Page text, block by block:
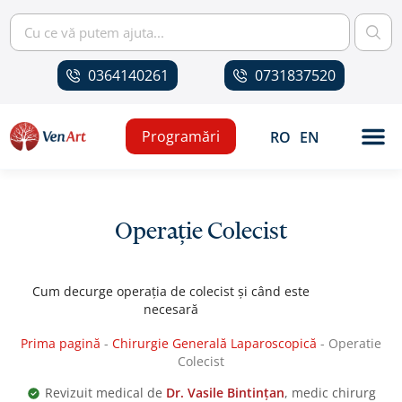
0364140261 0731837520
RO EN
Programări
Operație Colecist
Cum decurge operația de colecist și când este
necesară
Prima pagină - Chirurgie Generală Laparoscopică - Operatie
Colecist
Revizuit medical de Dr. Vasile Bintințan, medic chirurg